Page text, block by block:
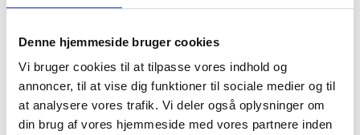
Denne hjemmeside bruger cookies
Vi bruger cookies til at tilpasse vores indhold og
annoncer, til at vise dig funktioner til sociale medier og til
at analysere vores trafik. Vi deler også oplysninger om
din brug af vores hjemmeside med vores partnere inden
Meget elegant askebæger i pulverlakeret stål til væg
ophængning.
MERE PRODUKTINFO - KLIK HER